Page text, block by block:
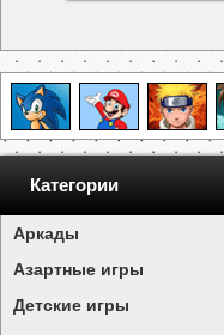
Категории
Аркады
Азартные игры
Детские игры